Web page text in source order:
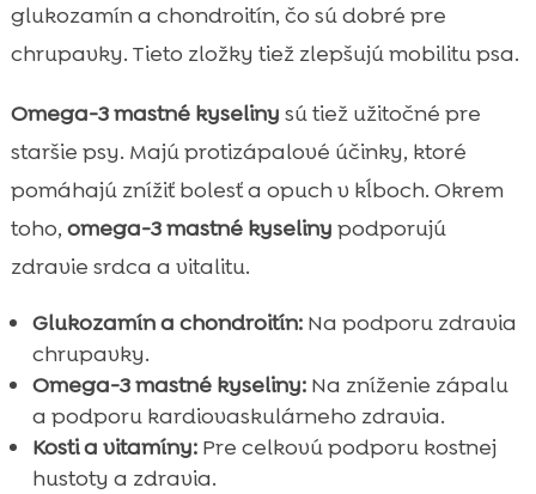
glukozamín a chondroitín, čo sú dobré pre
chrupavky. Tieto zložky tiež zlepšujú mobilitu psa.
Omega-3 mastné kyseliny sú tiež užitočné pre
staršie psy. Majú protizápalové účinky, ktoré
pomáhajú znížiť bolesť a opuch v kĺboch. Okrem
toho, omega-3 mastné kyseliny podporujú
zdravie srdca a vitalitu.
Glukozamín a chondroitín:Na podporu zdravia
chrupavky.
Omega-3 mastné kyseliny:Na zníženie zápalu
a podporu kardiovaskulárneho zdravia.
Kosti a vitamíny:Pre celkovú podporu kostnej
hustoty a zdravia.